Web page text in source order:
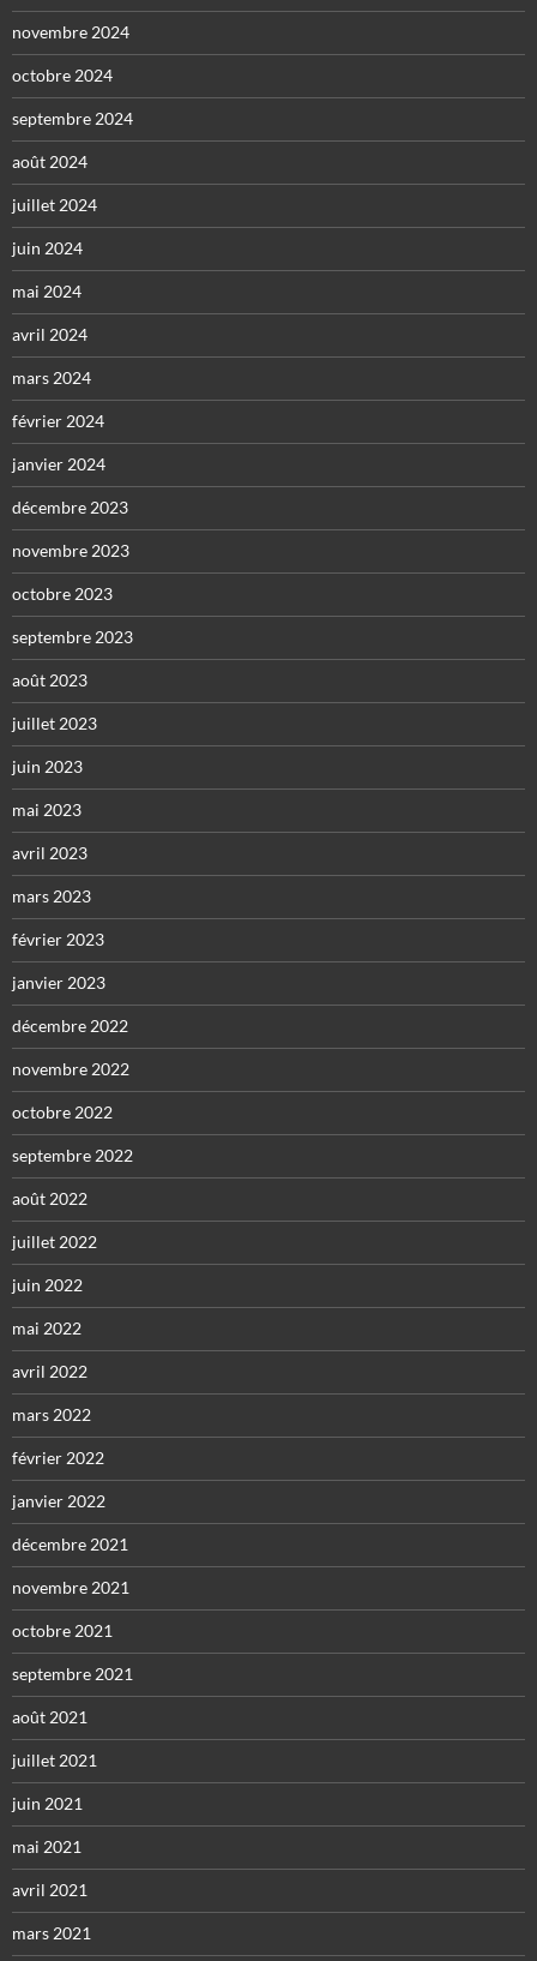
novembre 2024
octobre 2024
septembre 2024
août 2024
juillet 2024
juin 2024
mai 2024
avril 2024
mars 2024
février 2024
janvier 2024
décembre 2023
novembre 2023
octobre 2023
septembre 2023
août 2023
juillet 2023
juin 2023
mai 2023
avril 2023
mars 2023
février 2023
janvier 2023
décembre 2022
novembre 2022
octobre 2022
septembre 2022
août 2022
juillet 2022
juin 2022
mai 2022
avril 2022
mars 2022
février 2022
janvier 2022
décembre 2021
novembre 2021
octobre 2021
septembre 2021
août 2021
juillet 2021
juin 2021
mai 2021
avril 2021
mars 2021